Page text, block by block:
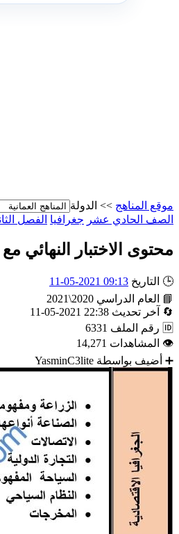
موقع المناهج >> الدولة
الصف الحادي عشر جغرافيا الفصل
محتوى الاختبار النهائي
🕒 التاريخ 09:13 2021-05-11
📘
العام الدراسي 2020\2021
🔄
آخر تحديث 22:38 2021-05-11
🆔 رقم الملف 6331
👁 المشاهدات 14,271
➕ أضيف بواسطة YasminC3lite